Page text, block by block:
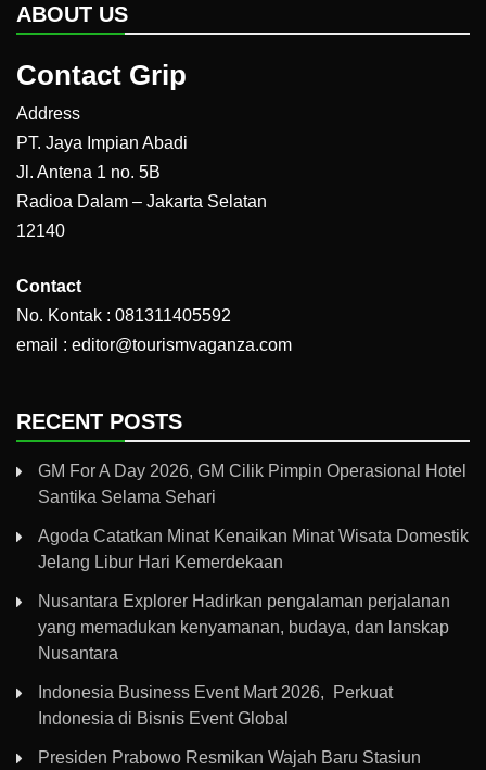
ABOUT US
Contact Grip
Address
PT. Jaya Impian Abadi
Jl. Antena 1 no. 5B
Radioa Dalam – Jakarta Selatan
12140
Contact
No. Kontak : 081311405592
email : editor@tourismvaganza.com
RECENT POSTS
GM For A Day 2026, GM Cilik Pimpin Operasional Hotel
Santika Selama Sehari
Agoda Catatkan Minat Kenaikan Minat Wisata Domestik
Jelang Libur Hari Kemerdekaan
Nusantara Explorer Hadirkan pengalaman perjalanan
yang memadukan kenyamanan, budaya, dan lanskap
Nusantara
Indonesia Business Event Mart 2026, Perkuat
Indonesia di Bisnis Event Global
Presiden Prabowo Resmikan Wajah Baru Stasiun